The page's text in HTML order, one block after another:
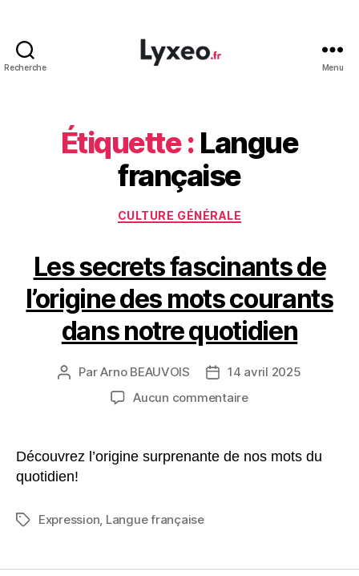
Recherche Menu
Étiquette : Langue
française
Catégories
CULTURE GÉNÉRALE
Les secrets fascinants de
l’origine des mots courants
dans notre quotidien
Auteur
ParArno BEAUVOIS
Date
de
14 avril 2025
Aucun commentairesur
fascinants
Découvrez l’origine surprenante de nos mots du
quotidien!
Étiquettes
Expression, Langue française